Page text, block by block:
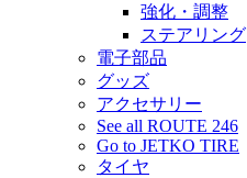
強化・調整
ステアリング
電子部品
グッズ
アクセサリー
See all ROUTE 246
Go to JETKO TIRE
タイヤ